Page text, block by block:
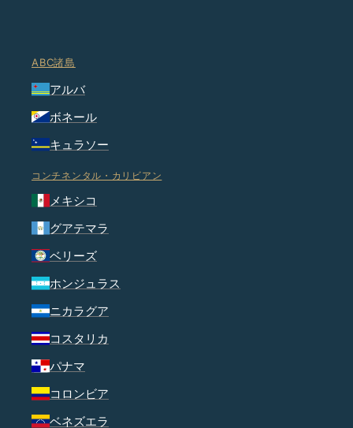
ABC諸島
アルバ
ボネール
キュラソー
コンチネンタル・カリビアン
メキシコ
グアテマラ
ベリーズ
ホンジュラス
ニカラグア
コスタリカ
パナマ
コロンビア
ベネズエラ